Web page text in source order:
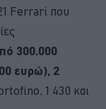
Ferrari που
300.000
ευρώ), 2
1 430 και